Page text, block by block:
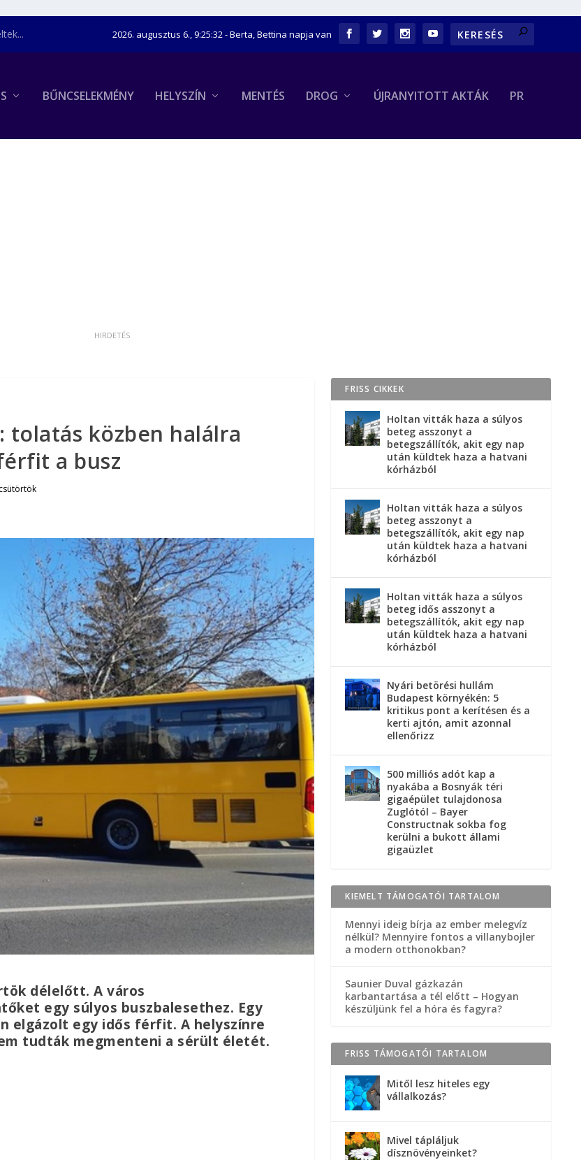
2026. augusztus 6., 9:25:33- Berta, Bettina napja van
BŰNCSELEKMÉNY HELYSZÍN MENTÉS DROG ÚJRANYITOTT AKTÁK PR
tolatás közben halálra
a busz
délelőtt. A város
egy súlyos buszbalesethez. Egy
elgázolt egy idős férfit. A helyszínre
tudták megmenteni a sérült életét.
FRISS CIKKEK
Holtan vitták haza a súlyos
beteg asszonyt a
betegszállítók, akit egy nap
után küldtek haza a hatvani
kórházból
Holtan vitták haza a súlyos
beteg asszonyt a
betegszállítók, akit egy nap
után küldtek haza a hatvani
kórházból
Holtan vitták haza a súlyos
beteg idős asszonyt a
betegszállítók, akit egy nap
után küldtek haza a hatvani
kórházból
Nyári betörési hullám
Budapest környékén: 5
kritikus pont a kerítésen és a
kerti ajtón, amit azonnal
ellenőrizz
500 milliós adót kap a
nyakába a Bosnyák téri
gigaépület tulajdonosa
Zuglótól – Bayer
Constructnak sokba fog
kerülni a bukott állami
gigaüzlet
KIEMELT TÁMOGATÓI TARTALOM
Mennyi ideig bírja az ember melegvíz
nélkül? Mennyire fontos a villanybojler
a modern otthonokban?
Saunier Duval gázkazán
karbantartása a tél előtt – Hogyan
készüljünk fel a hóra és fagyra?
FRISS TÁMOGATÓI TARTALOM
Mitől lesz hiteles egy
vállalkozás?
Mivel tápláljuk
dísznövényeinket?